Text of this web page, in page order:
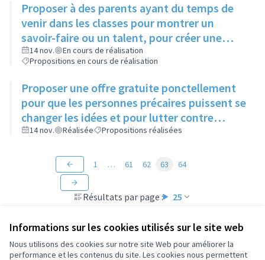
Informations sur les cookies utilisés sur le site web
Nous utilisons des cookies sur notre site Web pour améliorer la
performance et les contenus du site. Les cookies nous permettent
Proposer à des parents ayant du temps de
venir dans les classes pour montrer un
savoir-faire ou un talent, pour créer une
ouverture d'esprit des enfants à différentes
sortes d'art
14 nov.
En cours de réalisation
Propositions en cours de réalisation
Proposer une offre gratuite ponctellement
pour que les personnes précaires puissent se
changer les idées et pour lutter contre
l'isolement
14 nov. Réalisée Propositions réalisées
Résultats par page : 25
1 … 61 62 63 64
Conditions d'utilisation